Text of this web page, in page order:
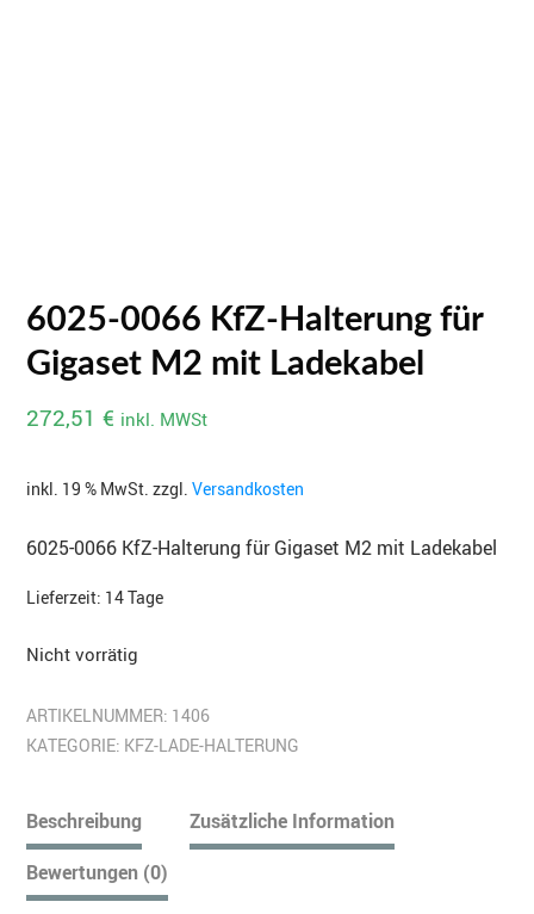
6025-0066 KfZ-Halterung für
Gigaset M2 mit Ladekabel
272,51 € inkl. MWSt
inkl. 19 % MwSt. zzgl. Versandkosten
6025-0066 KfZ-Halterung für Gigaset M2 mit Ladekabel
Lieferzeit: 14 Tage
Nicht vorrätig
ARTIKELNUMMER: 1406
KATEGORIE: KFZ-LADE-HALTERUNG
Beschreibung
Zusätzliche Information
Bewertungen (0)